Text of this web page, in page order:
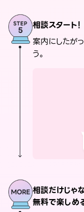
相談スタート！
案内にしたが
う。
相談だけじゃ
無料で楽しめ